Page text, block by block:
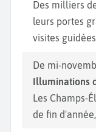
Des milliers
leurs portes
visites
De mi-
Illuminations
Les Champs-
de fin